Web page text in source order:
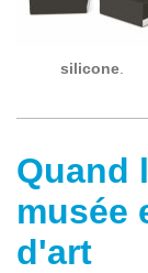
silicone
Quand
musée
d'art